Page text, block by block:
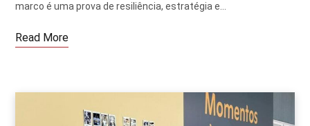
marco é uma prova de resiliência, estratégia e…
Read More